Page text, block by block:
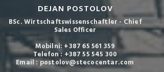
DEJAN POSTOLOV
BSc. Wirtschaftswissenschaftler - Chief
Sales Officer
Mobilni: +387 65 561 359
Telefon : +387 55 545 300
Email : postolov@stecocentar.com